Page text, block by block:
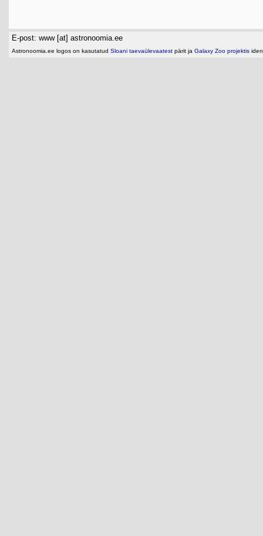
E-post: www [at] astronoomia.ee
Astronoomia.ee logos on kasutatud Sloani taevaülevaatest pärit ja Galaxy Zoo projektis